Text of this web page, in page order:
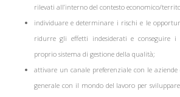
rilevati all’interno del contesto economico/
individuare e determinare i rischi e le
ridurre gli effetti indesiderati e conseguire
proprio sistema di gestione della qualità;
attivare un canale preferenziale con le
generale con il mondo del lavoro per